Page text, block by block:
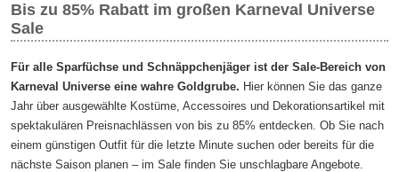
Bis zu 85% Rabatt im großen Karneval Universe
Sale
Für alle Sparfüchse und Schnäppchenjäger ist der Sale-Bereich von
Karneval Universe eine wahre Goldgrube. Hier können Sie das ganze
Jahr über ausgewählte Kostüme, Accessoires und Dekorationsartikel mit
spektakulären Preisnachlässen von bis zu 85% entdecken. Ob Sie nach
einem günstigen Outfit für die letzte Minute suchen oder bereits für die
nächste Saison planen – im Sale finden Sie unschlagbare Angebote.